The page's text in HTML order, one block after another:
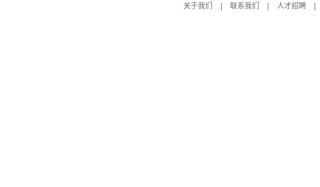
关于我们
联系我们 人才招聘